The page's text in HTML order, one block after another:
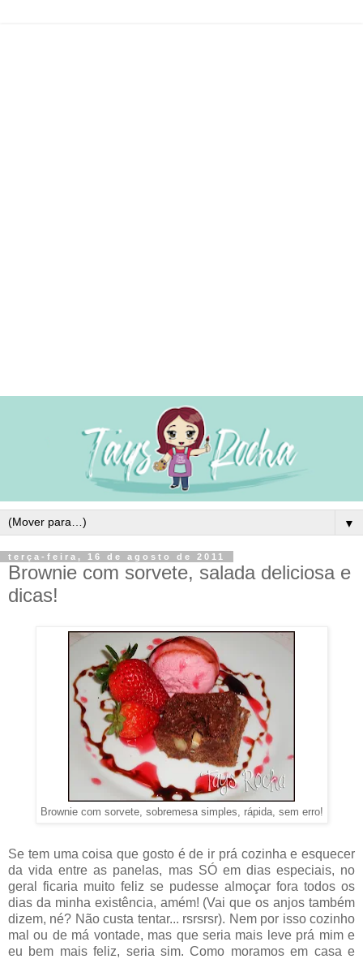
▼
terça-feira, 16 de agosto de 2011
Brownie com sorvete, salada deliciosa e
dicas!
Brownie com sorvete, sobremesa simples, rápida, sem erro!
Se tem uma coisa que gosto é de ir prá cozinha e esquecer
da vida entre as panelas, mas SÓ em dias especiais, no
geral ficaria muito feliz se pudesse almoçar fora todos os
dias da minha existência, amém! (Vai que os anjos também
dizem, né? Não custa tentar... rsrsrsr). Nem por isso cozinho
mal ou de má vontade, mas que seria mais leve prá mim e
eu bem mais feliz, seria sim. Como moramos em casa e